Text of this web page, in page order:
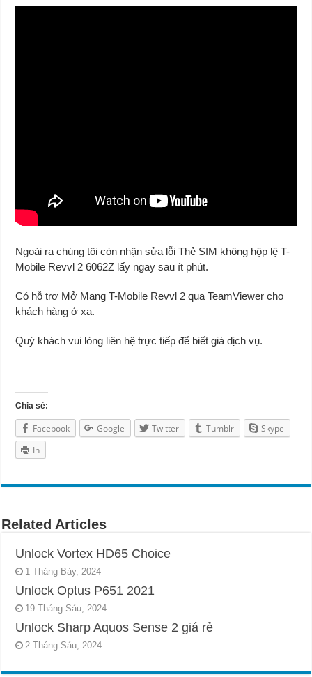
Ngoài ra chúng tôi còn nhận sửa lỗi Thẻ SIM không hộp lệ T-
Mobile Revvl 2 6062Z lấy ngay sau ít phút.
Có hỗ trợ Mở Mạng T-Mobile Revvl 2 qua TeamViewer cho
khách hàng ở xa.
Quý khách vui lòng liên hệ trực tiếp để biết giá dịch vụ.
Chia sẻ:
Facebook Google Twitter Tumblr
Skype
In
Related Articles
Unlock Vortex HD65 Choice
1 Tháng Bảy, 2024
Unlock Optus P651 2021
19 Tháng Sáu, 2024
Unlock Sharp Aquos Sense 2 giá rẻ
2 Tháng Sáu, 2024